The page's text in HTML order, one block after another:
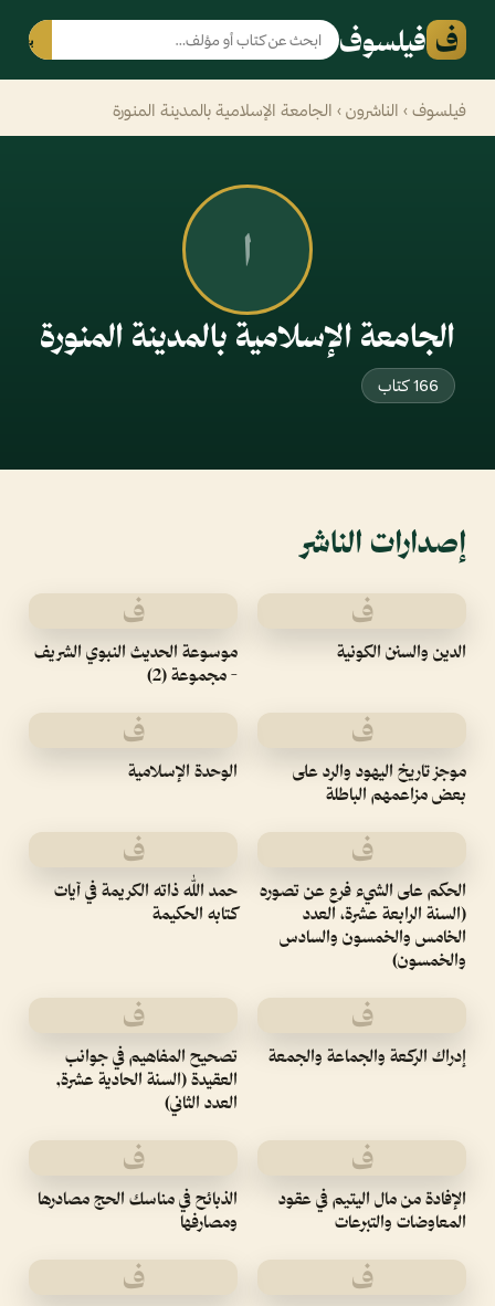
ف فيلسوف بحث
فيلسوف › الناشرون › الجامعة الإسلامية بالمدينة المنورة
ا
الجامعة الإسلامية بالمدينة المنورة
166 كتاب
إصدارات الناشر
ف
الدين والسنن الكونية
ف
موسوعة الحديث النبوي الشريف
- مجموعة (2)
ف
موجز تاريخ اليهود والرد على
بعض مزاعمهم الباطلة
ف
الوحدة الإسلامية
ف
الحكم على الشيء فرع عن تصوره
(السنة الرابعة عشرة، العدد
الخامس والخمسون والسادس
والخمسون)
ف
حمد الله ذاته الكريمة في آيات
كتابه الحكيمة
ف
إدراك الركعة والجماعة والجمعة
ف
تصحيح المفاهيم في جوانب
العقيدة (السنة الحادية عشرة,
العدد الثاني)
ف
الإفادة من مال اليتيم في عقود
المعاوضات والتبرعات
ف
الذبائح في مناسك الحج مصادرها
ومصارفها
ف ف